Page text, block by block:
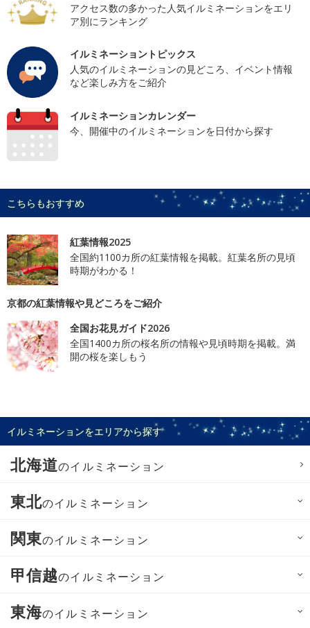
アクセス数の多かった人気イルミネーションをエリ
ア別にランキング
イルミネーショントピックス
人気のイルミネーションの見どころ、イベント情報
など楽しみ方をご紹介
イルミネーションカレンダー
今、開催中のイルミネーションを日付から探す
こちらもおすすめ
紅葉情報2025
全国約1100カ所の紅葉情報を掲載。紅葉名所の見頃
時期がわかる！
京都の紅葉情報や見どころをご紹介
全国お花見ガイド2026
全国1400カ所の桜名所の情報や見頃時期を掲載。満
開の桜を楽しもう
イルミネーションをエリアから探す
北海道のイルミネーション
東北のイルミネーション
関東のイルミネーション
甲信越のイルミネーション
東海のイルミネーション